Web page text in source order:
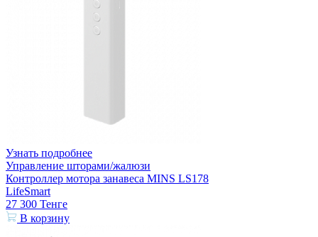
Узнать подробнее
Управление шторами/жалюзи
Контроллер мотора занавеса MINS LS178
LifeSmart
27 300 Тенге
В корзину